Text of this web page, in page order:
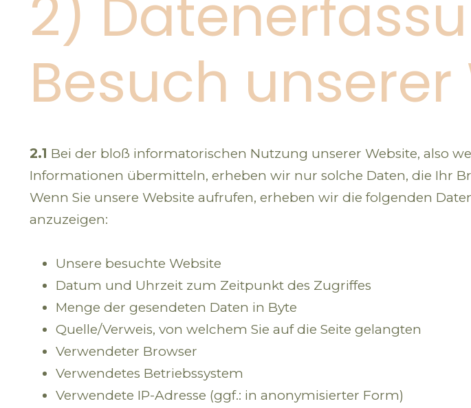
2)
Besuch
2.1 Bei der bloß informatorischen Nutzung unserer Website, also
Informationen übermitteln, erheben wir nur solche Daten, die Ihr
Wenn Sie unsere Website aufrufen, erheben wir die folgenden
anzuzeigen:
Unsere besuchte Website
Datum und Uhrzeit zum Zeitpunkt des Zugriffes
Menge der gesendeten Daten in Byte
Quelle/Verweis, von welchem Sie auf die Seite gelangten
Verwendeter Browser
Verwendetes Betriebssystem
Verwendete IP-Adresse (ggf.: in anonymisierter Form)